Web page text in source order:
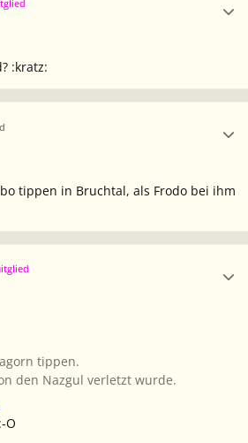
:kratz:
tippen in Bruchtal, als Frodo bei ihm
tippen.
den Nazgul verletzt wurde.
O